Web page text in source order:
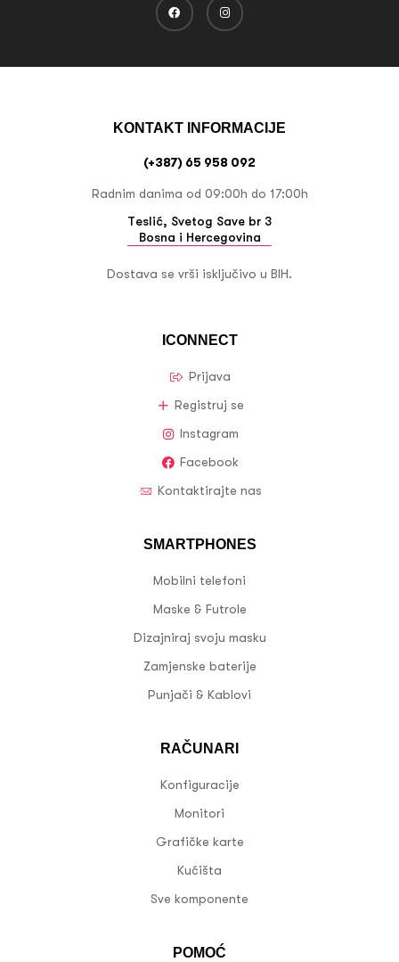
ICONNECT
Prijava
Registruj se
Instagram
Facebook
Kontaktirajte nas
SMARTPHONES
Mobilni telefoni
Maske & Futrole
Dizajniraj svoju masku
Zamjenske baterije
Punjači & Kablovi
RAČUNARI
Konfiguracije
Monitori
Grafičke karte
Kućišta
Sve komponente
POMOĆ
KONTAKT INFORMACIJE
(+387) 65 958 092
Radnim danima od 09:00h do 17:00h
Teslić, Svetog Save br 3
Bosna i Hercegovina
Dostava se vrši isključivo u BIH.